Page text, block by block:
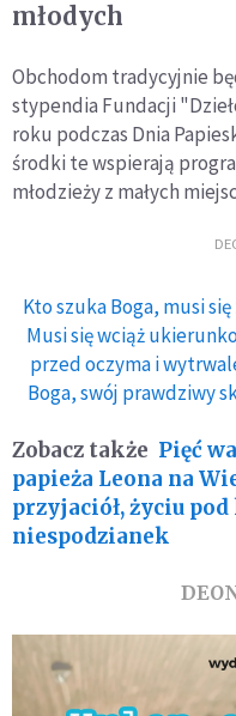
młodych
Obchodom tradycyjnie
stypendia Fundacji
roku podczas Dnia
środki te wspierają
młodzieży z małych
Kto szuka Boga, musi
Musi się wciąż
przed oczyma i
Boga, swój prawdziwy
Zobacz także Pięć
papieża Leona na
przyjaciół, życiu
niespodzianek